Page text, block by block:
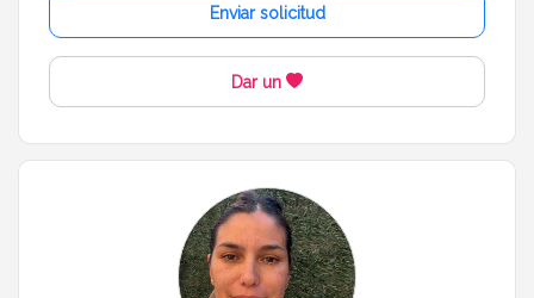
Enviar solicitud
Dar un